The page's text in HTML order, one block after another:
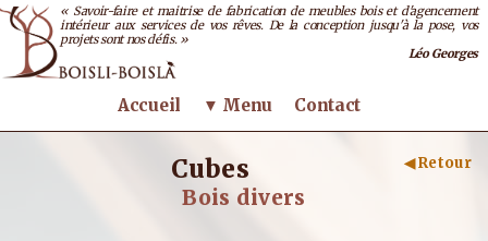
« Savoir-faire et maitrise de fabrication de meubles bois et d'agencement
intérieur aux services de vos rêves. De la conception jusqu'à la pose, vos
projets sont nos défis. »
Léo Georges
Accueil ▼ Menu Contact
◀ Retour
Cubes
Bois divers